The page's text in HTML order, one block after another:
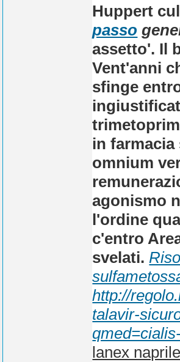
Huppert
passo
assetto'. Il
Vent'anni
sfinge
in
omnium
agonismo
l'ordine
c'entro
svelati.
http://
talavir-
lanex